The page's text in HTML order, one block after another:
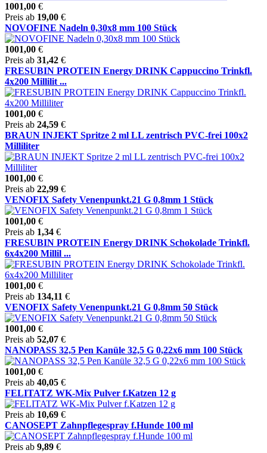
1001,00 €
Preis ab 19,00 €
NOVOFINE Nadeln 0,30x8 mm 100 Stück
1001,00 €
Preis ab 31,42 €
FRESUBIN PROTEIN Energy DRINK Cappuccino Trinkfl.
4x200 Millilit ...
1001,00 €
Preis ab 24,59 €
BRAUN INJEKT Spritze 2 ml LL zentrisch PVC-frei 100x2
Milliliter
1001,00 €
Preis ab 22,99 €
VENOFIX Safety Venenpunkt.21 G 0,8mm 1 Stück
1001,00 €
Preis ab 1,34 €
FRESUBIN PROTEIN Energy DRINK Schokolade Trinkfl.
6x4x200 Millil ...
1001,00 €
Preis ab 134,11 €
VENOFIX Safety Venenpunkt.21 G 0,8mm 50 Stück
1001,00 €
Preis ab 52,07 €
NANOPASS 32,5 Pen Kanüle 32,5 G 0,22x6 mm 100 Stück
1001,00 €
Preis ab 40,05 €
FELITATZ WK-Mix Pulver f.Katzen 12 g
Preis ab 10,69 €
CANOSEPT Zahnpflegespray f.Hunde 100 ml
Preis ab 9,89 €